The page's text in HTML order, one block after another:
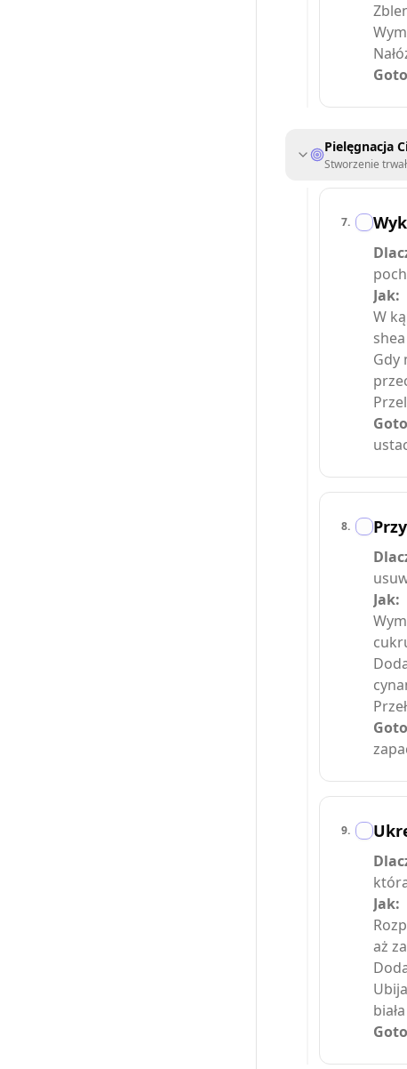
Pielęgnacja
Stworzenie
7.
Jak:
W
Gdy
8.
Jak:
9.
Jak:
aż